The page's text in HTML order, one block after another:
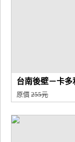
台南後壁－卡
原價255元